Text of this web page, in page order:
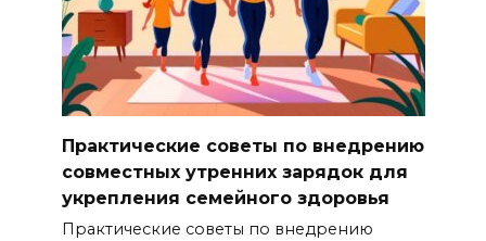
Практические советы по внедрению
совместных утренних зарядок для
укрепления семейного здоровья
Практические советы по внедрению